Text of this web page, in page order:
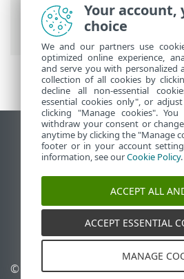
>인증서>피어 인증서
보고 및 교체
데스크톱 사이트 보기
End of Life
ESET 지식 베이스
ESET Status Portal
국가별 지원
© 1992 - 2026 ESET, spol. s
Your account,
choice
We and our partners use
optimized online experience,
and serve you with personalized
collection of all cookies by
decline all non-essential
essential cookies only", or
clicking "Manage cookies".
withdraw your consent or
anytime by clicking the "Manage
footer or in your account
information, see ourCookie Policy.
ACCEPT ALL
ACCEPT ESSENTIAL
MANAGE